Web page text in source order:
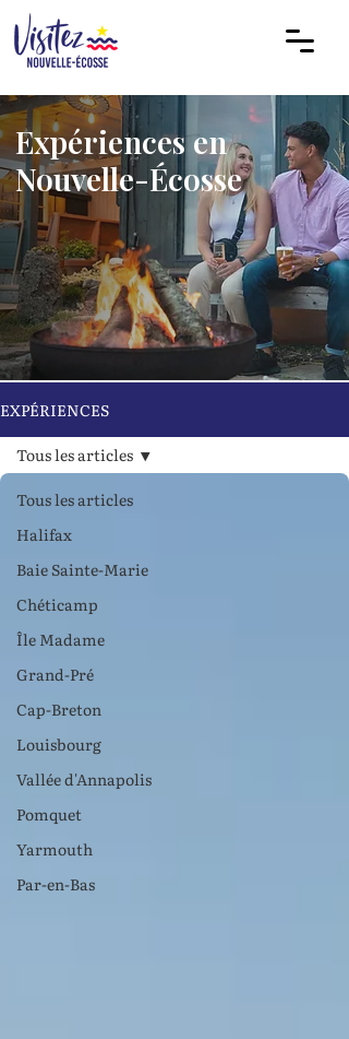
Expériences en
Nouvelle-Écosse
EXPÉRIENCES
Tous les articles
Halifax
Baie Sainte-Marie
Chéticamp
Île Madame
Grand-Pré
Cap-Breton
Louisbourg
Vallée d'Annapolis
Pomquet
Yarmouth
Par-en-Bas
Tous les articles